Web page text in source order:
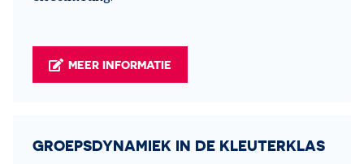
MEER INFORMATIE
GROEPSDYNAMIEK IN DE KLEUTERKLAS